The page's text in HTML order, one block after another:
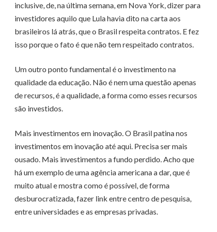
inclusive, de, na última semana, em Nova York, dizer para
investidores aquilo que Lula havia dito na carta aos
brasileiros lá atrás, que o Brasil respeita contratos. E fez
isso porque o fato é que não tem respeitado contratos.
Um outro ponto fundamental é o investimento na
qualidade da educação. Não é nem uma questão apenas
de recursos, é a qualidade, a forma como esses recursos
são investidos.
Mais investimentos em inovação. O Brasil patina nos
investimentos em inovação até aqui. Precisa ser mais
ousado. Mais investimentos a fundo perdido. Acho que
há um exemplo de uma agência americana a dar, que é
muito atual e mostra como é possível, de forma
desburocratizada, fazer link entre centro de pesquisa,
entre universidades e as empresas privadas.